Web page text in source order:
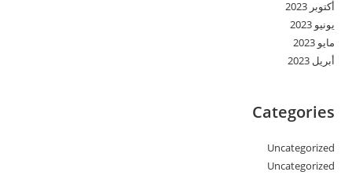
أكتوبر 2023
يونيو 2023
مايو 2023
أبريل 2023
Categories
Uncategorized
Uncategorized